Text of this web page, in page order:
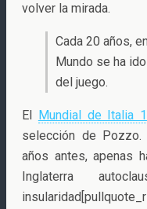
volver la mirada.
Cada 20 años,
Mundo se ha
del juego.
El Mundial de Italia
selección de Pozzo.
años antes, apenas
Inglaterra